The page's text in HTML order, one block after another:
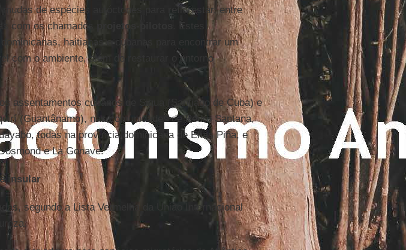
mudas de espécies autóctones para reflorestar, entre
com os chamados
projetos-pilotos
. Estes
haitianas e cubanas para encontrar um
com o ambiente, além de restaurar o entorno
assentamentos cubanos de Sigua (Santiago de Cuba) e
(Guantânamo), nas comunidades de Pedro Santana,
todas na província dominicana de Elías Piña, e
e La Gonave.
insular
segundo a Lista Vermelha da União Internacional